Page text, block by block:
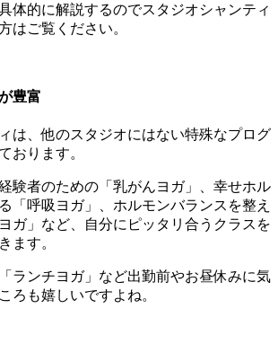
体的に解説するのでスタジオシャンティ
はご覧ください。
豊富
は、他のスタジオにはない特殊なプログ
おります。
験者のための 「乳がんヨガ」
、幸せホル
「呼吸ヨガ」
、ホルモンバランスを整え
ガ」 など、自分にピッタリ合うクラスを
ます。
ランチヨガ」など出勤前やお昼休みに気
ろも嬉しいですよね。